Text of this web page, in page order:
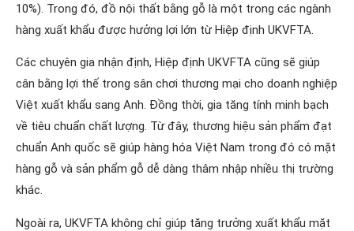
10%). Trong đó, đồ nội thất bằng gỗ là một trong các ngành
hàng xuất khẩu được hưởng lợi lớn từ Hiệp định UKVFTA.
Các chuyên gia nhận định, Hiệp định UKVFTA cũng sẽ giúp
cân bằng lợi thế trong sân chơi thương mại cho doanh nghiệp
Việt xuất khẩu sang Anh. Đồng thời, gia tăng tính minh bạch
về tiêu chuẩn chất lượng. Từ đây, thương hiệu sản phẩm đạt
chuẩn Anh quốc sẽ giúp hàng hóa Việt Nam trong đó có mặt
hàng gỗ và sản phẩm gỗ dễ dàng thâm nhập nhiều thị trường
khác.
Ngoài ra, UKVFTA không chỉ giúp tăng trưởng xuất khẩu mặt